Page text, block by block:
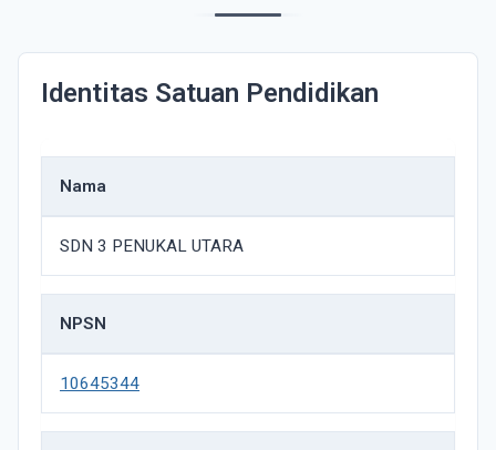
Identitas Satuan Pendidikan
Nama
SDN 3 PENUKAL UTARA
NPSN
10645344